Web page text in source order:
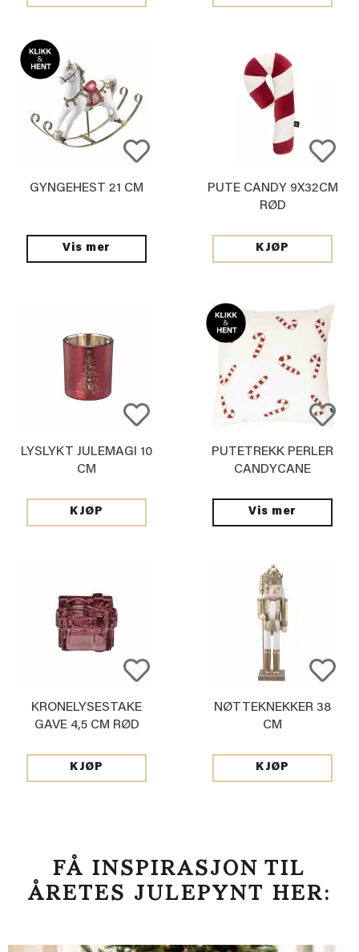
GYNGEHEST 21 CM
Vis mer
PUTE CANDY 9X32CM
RØD
KJØP
LYSLYKT JULEMAGI 10
CM
KJØP
PUTETREKK PERLER
CANDYCANE
Vis mer
KRONELYSESTAKE
GAVE 4,5 CM RØD
KJØP
NØTTEKNEKKER 38
CM
KJØP
FÅ INSPIRASJON TIL
ÅRETES JULEPYNT HER: